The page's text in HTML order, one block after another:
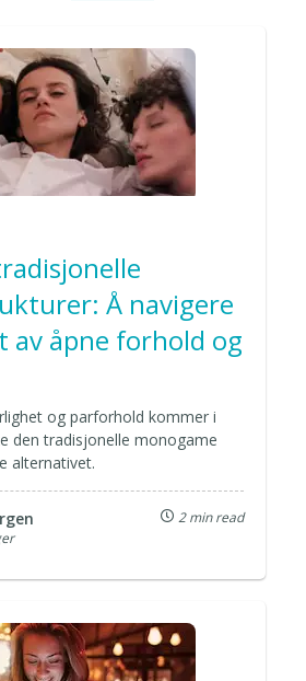
Å navigere
av åpne forhold og
og parforhold kommer i
den tradisjonelle monogame
alternativet.
2 min read